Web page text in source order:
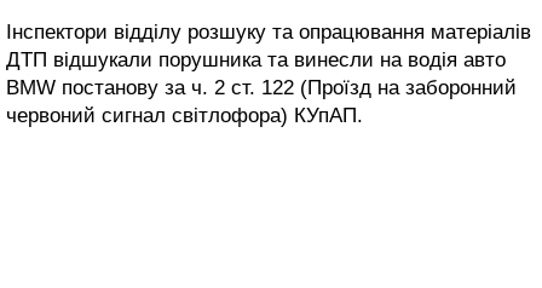
Інспектори відділу розшуку та опрацювання матеріалів
ДТП відшукали порушника та винесли на водія авто
BMW постанову за ч. 2 ст. 122 (Проїзд на заборонний
червоний сигнал світлофора) КУпАП.